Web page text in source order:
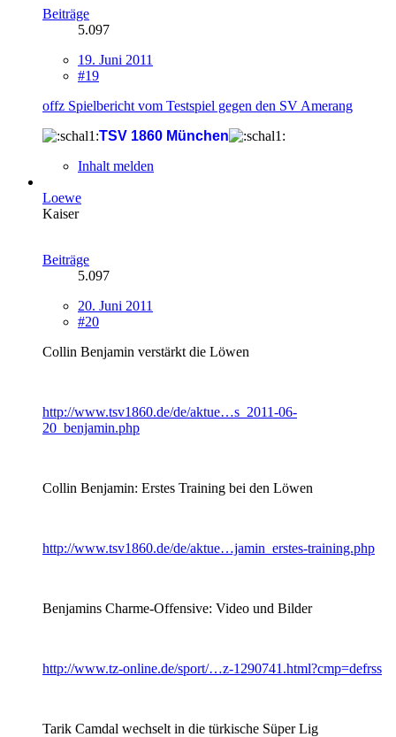
Beiträge
5.097
19. Juni 2011
#19
offz Spielbericht vom Testspiel gegen den SV Amerang
TSV 1860 München
Inhalt melden
Loewe
Kaiser
Beiträge
5.097
20. Juni 2011
#20
Collin Benjamin verstärkt die Löwen
http://www.tsv1860.de/de/aktue…s_2011-06-
20_benjamin.php
Collin Benjamin: Erstes Training bei den Löwen
http://www.tsv1860.de/de/aktue…jamin_erstes-training.php
Benjamins Charme-Offensive: Video und Bilder
http://www.tz-online.de/sport/…z-1290741.html?cmp=defrss
Tarik Camdal wechselt in die türkische Süper Lig